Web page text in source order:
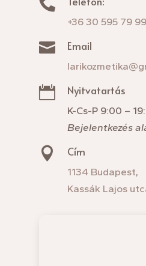
+36 30 595 79 99
 Email
 Nyitvatartás
K-Cs-P 9:00 –
Bejelentkezés
 Cím
1134 Budapest,
Kassák Lajos